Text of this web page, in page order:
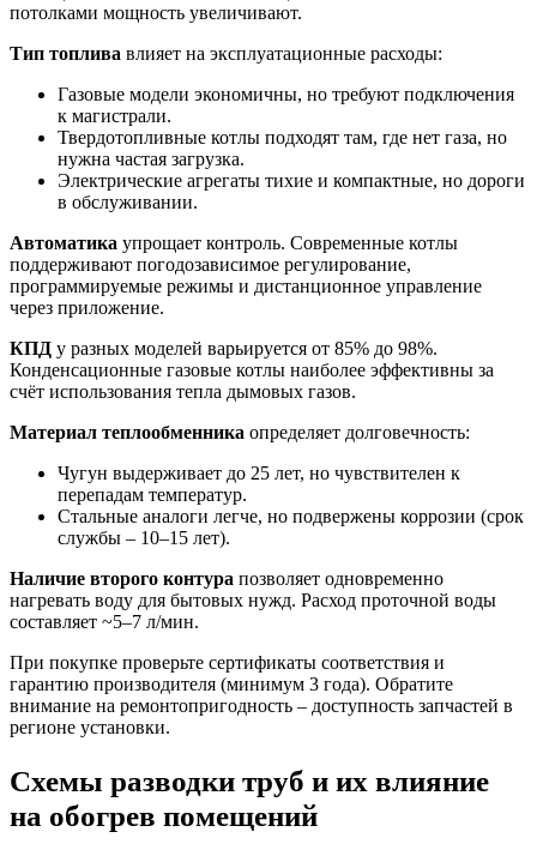
потолками мощность увеличивают.
Тип топлива влияет на эксплуатационные расходы:
Газовые модели экономичны, но требуют подключения
к магистрали.
Твердотопливные котлы подходят там, где нет газа, но
нужна частая загрузка.
Электрические агрегаты тихие и компактные, но дороги
в обслуживании.
Автоматика упрощает контроль. Современные котлы
поддерживают погодозависимое регулирование,
программируемые режимы и дистанционное управление
через приложение.
КПД у разных моделей варьируется от 85% до 98%.
Конденсационные газовые котлы наиболее эффективны за
счёт использования тепла дымовых газов.
Материал теплообменника определяет долговечность:
Чугун выдерживает до 25 лет, но чувствителен к
перепадам температур.
Стальные аналоги легче, но подвержены коррозии (срок
службы – 10–15 лет).
Наличие второго контура позволяет одновременно
нагревать воду для бытовых нужд. Расход проточной воды
составляет ~5–7 л/мин.
При покупке проверьте сертификаты соответствия и
гарантию производителя (минимум 3 года). Обратите
внимание на ремонтопригодность – доступность запчастей в
регионе установки.
Схемы разводки труб и их влияние
на обогрев помещений